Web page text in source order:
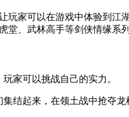
玩家可以在游戏中体验到
堂、武林高手等剑侠情缘系
家可以挑战自己的实力。
结起来，在领土战中抢夺龙